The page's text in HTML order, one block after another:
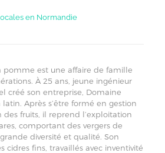
en Normandie
pomme est une affaire de famille
À 25 ans, jeune ingénieur
créé son entreprise, Domaine
latin. Après s’être formé en gestion
fruits, il reprend l’exploitation
comportant des vergers de
diversité et qualité. Son
cidres fins, travaillés avec inventivité